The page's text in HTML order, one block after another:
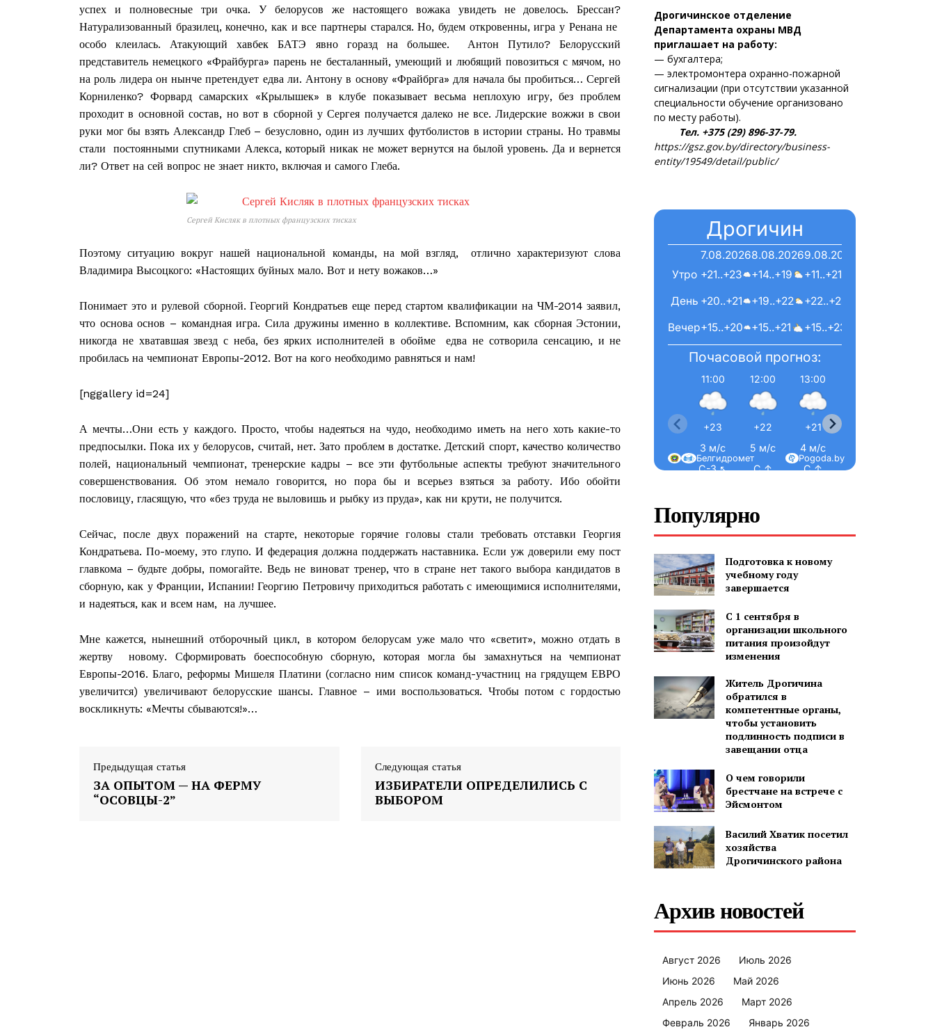
Газета
"Драгічынскі Веснік"
ПОДПИСАТЬСЯ
Редакция "ДВ"
Наша гісторыя
Правила использования материалов
Электронные обращения
успех и полновесные три очка. У белорусов же настоящего вожака увидеть не довелось. Брессан?
Натурализованный бразилец, конечно, как и все партнеры старался. Но, будем откровенны, игра у Ренана не
особо клеилась. Атакующий хавбек БАТЭ явно горазд на большее. Антон Путило? Белорусский
представитель немецкого «Фрайбурга» парень не бесталанный, умеющий и любящий повозиться с мячом, но
на роль лидера он нынче претендует едва ли. Антону в основу «Фрайбрга» для начала бы пробиться… Сергей
Корниленко? Форвард самарских «Крылышек» в клубе показывает весьма неплохую игру, без проблем
проходит в основной состав, но вот в сборной у Сергея получается далеко не все. Лидерские вожжи в свои
руки мог бы взять Александр Глеб – безусловно, один из лучших футболистов в истории страны. Но травмы
стали постоянными спутниками Алекса, который никак не может вернутся на былой уровень. Да и вернется
ли? Ответ на сей вопрос не знает никто, включая и самого Глеба.
Сергей Кисляк в плотных французских тисках
Поэтому ситуацию вокруг нашей национальной команды, на мой взгляд, отлично характеризуют слова
Владимира Высоцкого: «Настоящих буйных мало. Вот и нету вожаков…»
Понимает это и рулевой сборной. Георгий Кондратьев еще перед стартом квалификации на ЧМ-2014 заявил,
что основа основ – командная игра. Сила дружины именно в коллективе. Вспомним, как сборная Эстонии,
никогда не хватавшая звезд с неба, без ярких исполнителей в обойме едва не сотворила сенсацию, и не
пробилась на чемпионат Европы-2012. Вот на кого необходимо равняться и нам!
[nggallery id=24]
А мечты…Они есть у каждого. Просто, чтобы надеяться на чудо, необходимо иметь на него хоть какие-то
предпосылки. Пока их у белорусов, считай, нет. Зато проблем в достатке. Детский спорт, качество количество
полей, национальный чемпионат, тренерские кадры – все эти футбольные аспекты требуют значительного
совершенствования. Об этом немало говорится, но пора бы и всерьез взяться за работу. Ибо обойти
пословицу, гласящую, что «без труда не выловишь и рыбку из пруда», как ни крути, не получится.
Сейчас, после двух поражений на старте, некоторые горячие головы стали требовать отставки Георгия
Кондратьева. По-моему, это глупо. И федерация должна поддержать наставника. Если уж доверили ему пост
главкома – будьте добры, помогайте. Ведь не виноват тренер, что в стране нет такого выбора кандидатов в
сборную, как у Франции, Испании! Георгию Петровичу приходиться работать с имеющимися исполнителями,
и надеяться, как и всем нам, на лучшее.
Мне кажется, нынешний отборочный цикл, в котором белорусам уже мало что «светит», можно отдать в
жертву новому. Сформировать боеспособную сборную, которая могла бы замахнуться на чемпионат
Европы-2016. Благо, реформы Мишеля Платини (согласно ним список команд-участниц на грядущем ЕВРО
увеличится) увеличивают белорусские шансы. Главное – ими воспользоваться. Чтобы потом с гордостью
воскликнуть: «Мечты сбываются!»…
Предыдущая статья
ЗА ОПЫТОМ — НА ФЕРМУ
“ОСОВЦЫ-2”
Следующая статья
ИЗБИРАТЕЛИ ОПРЕДЕЛИЛИСЬ С
ВЫБОРОМ
Дрогичинское отделение
Департамента охраны МВД
приглашает на работу:
— бухгалтера;
— электромонтера охранно-пожарной
сигнализации (при отсутствии указанной
специальности обучение организовано
по месту работы).
Тел. +375 (29) 896-37-79.
https://gsz.gov.by/directory/business-
entity/19549/detail/public/
Дрогичин
7.08.2026
+21..+23
+20..+21
+15..+20
8.08.2026
+14..+19
+19..+22
+15..+21
9.08.2026
+11..+21
+22..+24
+15..+23
Вечер
День
Утро
Почасовой прогноз:
11:00
+23
3 м/с
С-З ↖
12:00
+22
5 м/с
С ↑
13:00
+21
4 м/с
С ↑
С ↑
Pogoda.by
Белгидромет
Популярно
Подготовка к новому
учебному году
завершается
С 1 сентября в
организации школьного
питания произойдут
изменения
Житель Дрогичина
обратился в
компетентные органы,
чтобы установить
подлинность подписи в
завещании отца
О чем говорили
брестчане на встрече с
Эйсмонтом
Василий Хватик посетил
хозяйства
Дрогичинского района
Архив новостей
Август 2026
Июль 2026
Июнь 2026
Май 2026
Апрель 2026
Март 2026
Февраль 2026
Январь 2026